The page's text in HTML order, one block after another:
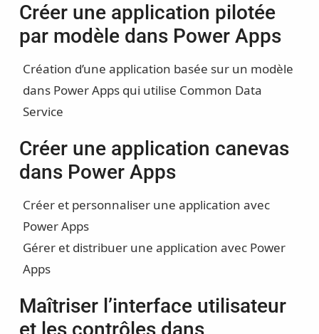
Créer une application pilotée
par modèle dans Power Apps
Création d’une application basée sur un modèle
dans Power Apps qui utilise Common Data
Service
Créer une application canevas
dans Power Apps
Créer et personnaliser une application avec
Power Apps
Gérer et distribuer une application avec Power
Apps
Maîtriser l’interface utilisateur